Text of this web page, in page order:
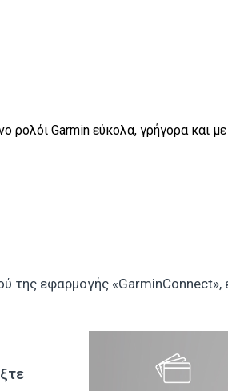
Garmin εύκολα, γρήγορα και
της εφαρμογής